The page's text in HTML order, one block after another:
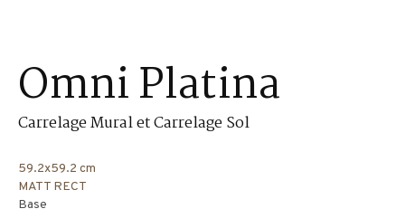
Omni Platina
Carrelage Mural et Carrelage Sol
59.2x59.2 cm
MATT RECT
Base